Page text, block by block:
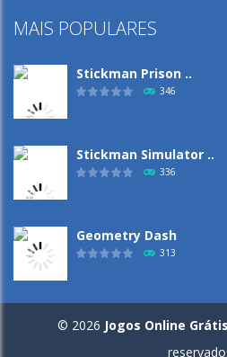
MAIS POPULARES
Stickman Prison ..
346
Stickman Simulator ..
336
Geometry Dash
313
Capybara Clicker
301
© 2026 Jogos Online Grátis